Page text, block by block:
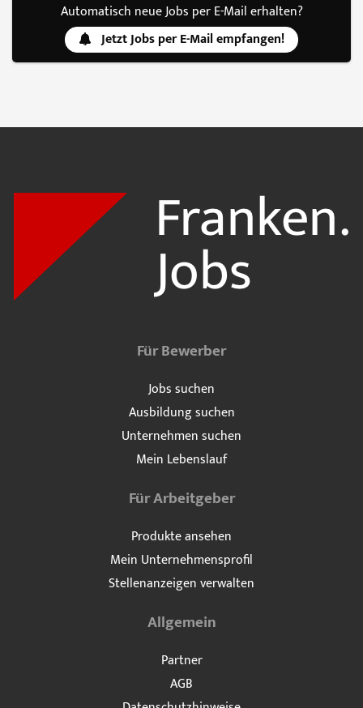
Automatisch neue Jobs per E-Mail erhalten?
Jetzt Jobs per E-Mail empfangen!
Für Bewerber
Jobs suchen
Ausbildung suchen
Unternehmen suchen
Mein Lebenslauf
Für Arbeitgeber
Produkte ansehen
Mein Unternehmensprofil
Stellenanzeigen verwalten
Allgemein
Partner
AGB